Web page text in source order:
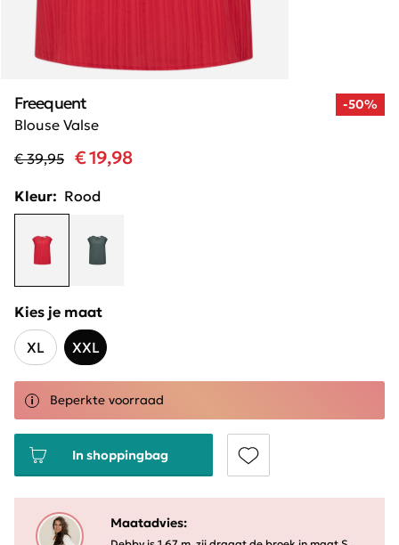
-50%
Blouse Valse
Freequent
€ 39,95 € 19,98
Kleur: Rood
Kies je maat
XL
XXL
Beperkte voorraad
In shoppingbag
Maatadvies: